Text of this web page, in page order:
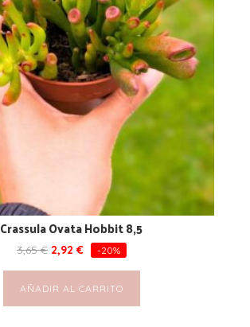
Crassula Ovata Hobbit 8,5
3,65€ 2,92 € -20%
AÑADIR AL CARRITO